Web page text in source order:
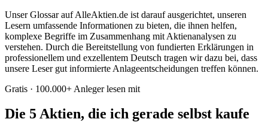
Unser Glossar auf AlleAktien.de ist darauf ausgerichtet, unseren
Lesern umfassende Informationen zu bieten, die ihnen helfen,
komplexe Begriffe im Zusammenhang mit Aktienanalysen zu
verstehen. Durch die Bereitstellung von fundierten Erklärungen in
professionellem und exzellentem Deutsch tragen wir dazu bei, dass
unsere Leser gut informierte Anlageentscheidungen treffen können.
Gratis · 100.000+ Anleger lesen mit
Die 5 Aktien, die ich gerade selbst kaufe